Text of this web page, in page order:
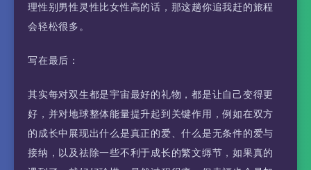
理性别男性灵性比女性高的话，那这趟你追我赶的旅程
会轻松很多。
写在最后：
其实每对双生都是宇宙最好的礼物，都是让自己变得更
好，并对地球整体能量提升起到关键作用，例如在双方
的成长中展现出什么是真正的爱、什么是无条件的爱与
接纳，以及祛除一些不利于成长的繁文缛节，如果真的